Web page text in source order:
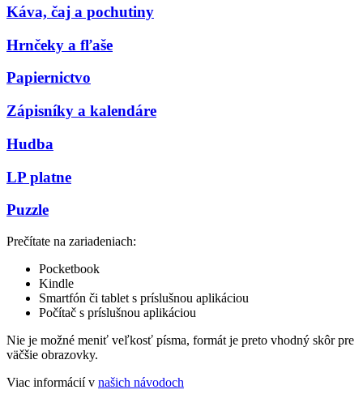
Káva, čaj a pochutiny
Hrnčeky a fľaše
Papiernictvo
Zápisníky a kalendáre
Hudba
LP platne
Puzzle
Prečítate na zariadeniach:
Pocketbook
Kindle
Smartfón či tablet s príslušnou aplikáciou
Počítač s príslušnou aplikáciou
Nie je možné meniť veľkosť písma, formát je preto vhodný skôr pre
väčšie obrazovky.
Viac informácií v našich návodoch